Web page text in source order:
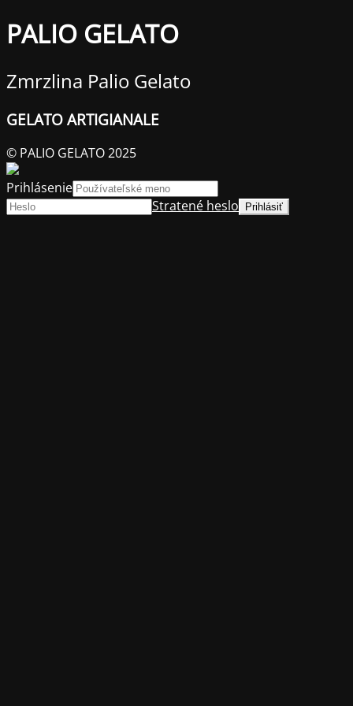
PALIO GELATO
Zmrzlina Palio Gelato
GELATO ARTIGIANALE
© PALIO GELATO 2025
Prihlásenie
Stratené heslo